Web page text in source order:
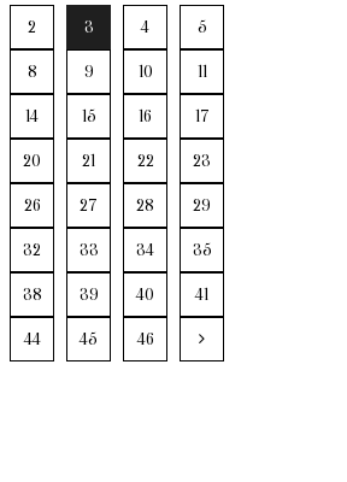
2 3 4 5
8 9 10 11
14 15 16 17
20 21 22 23
26 27 28 29
32 33 34 35
38 39 40 41
44 45 46